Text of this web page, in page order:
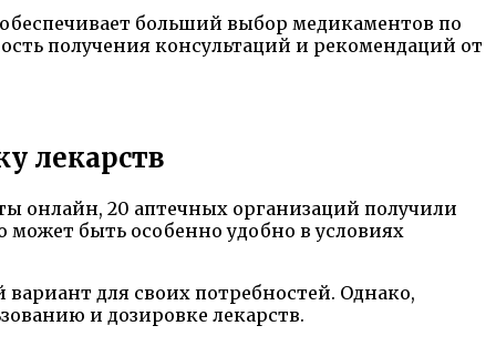
больший выбор медикаментов по
получения консультаций и рекомендаций от
лекарств
онлайн, 20 аптечных организаций получили
быть особенно удобно в условиях
для своих потребностей. Однако,
и дозировке лекарств.